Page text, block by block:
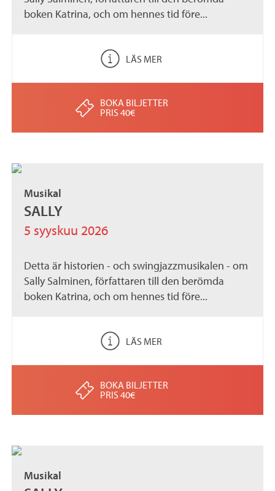
boken Katrina, och om hennes tid före...
LÄS MER
BOKA BILJETTER
PRIS 40€
Musikal
SALLY
5 syyskuu 2026
Detta är historien - och swingjazzmusikalen - om
Sally Salminen, författaren till den berömda
boken Katrina, och om hennes tid före...
LÄS MER
BOKA BILJETTER
PRIS 40€
Musikal